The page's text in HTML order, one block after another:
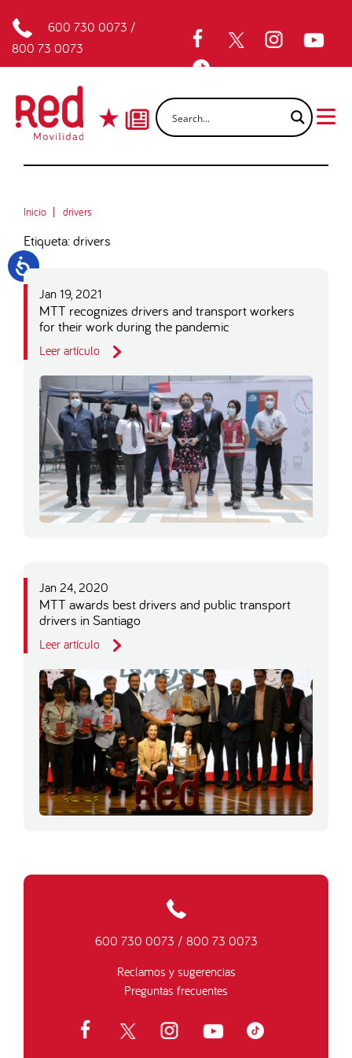
600 730 0073 /
800 73 0073
Inicio drivers
Etiqueta: drivers
Jan 19, 2021
MTT recognizes drivers and transport workers
for their work during the pandemic
Leer artículo
Jan 24, 2020
MTT awards best drivers and public transport
drivers in Santiago
Leer artículo
600 730 0073 / 800 73 0073
Reclamos y sugerencias
Preguntas frecuentes